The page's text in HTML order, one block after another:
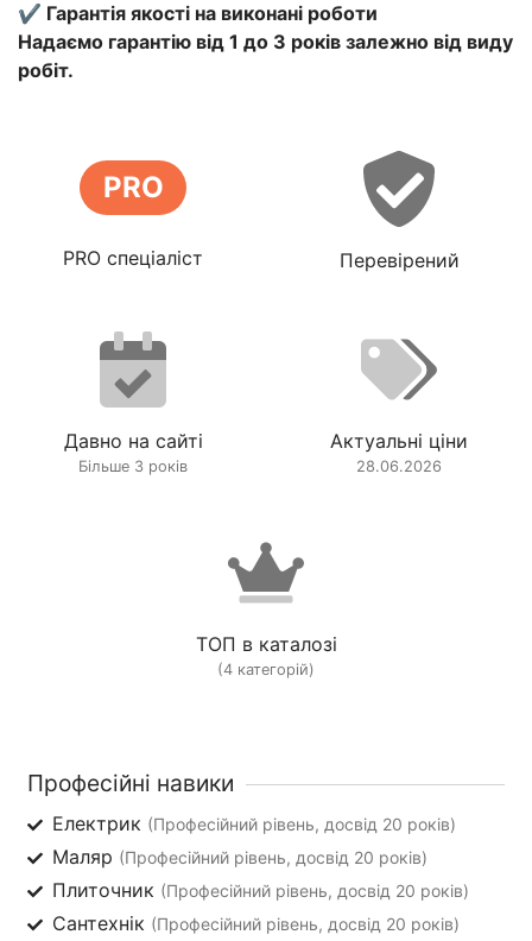
✔️ Гарантія якості на виконані роботи
Надаємо гарантію від 1 до 3 років залежно від виду
робіт.
PRO
PRO спеціаліст Перевірений
Давно на сайті
Більше 3 років
Актуальні ціни
28.06.2026
ТОП в каталозі
(4 категорій)
Професійні навики
Електрик (Професійний рівень, досвід 20 років)
Маляр (Професійний рівень, досвід 20 років)
Плиточник (Професійний рівень, досвід 20 років)
Сантехнік (Професійний рівень, досвід 20 років)